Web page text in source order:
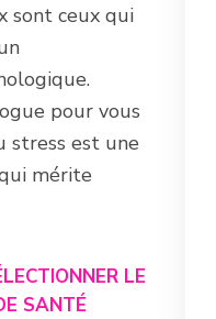
sont ceux qui
pour vous
stress est une
mérite
LE
SANTÉ